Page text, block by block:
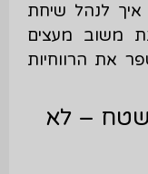
איך לנהל שיחת
משוב מעצים
את הרווחיות
מהשטח – לא